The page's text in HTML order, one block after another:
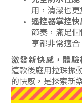
用，清潔也
遙控器掌控
節奏，滿足
享都非常適合
激發新快感，體驗
這款後庭用拉珠振
的快感，是探索新